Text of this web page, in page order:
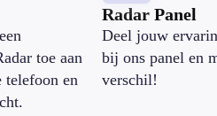
toe aan
telefoon en
Radar Panel
Deel jouw
bij ons panel en
verschil!